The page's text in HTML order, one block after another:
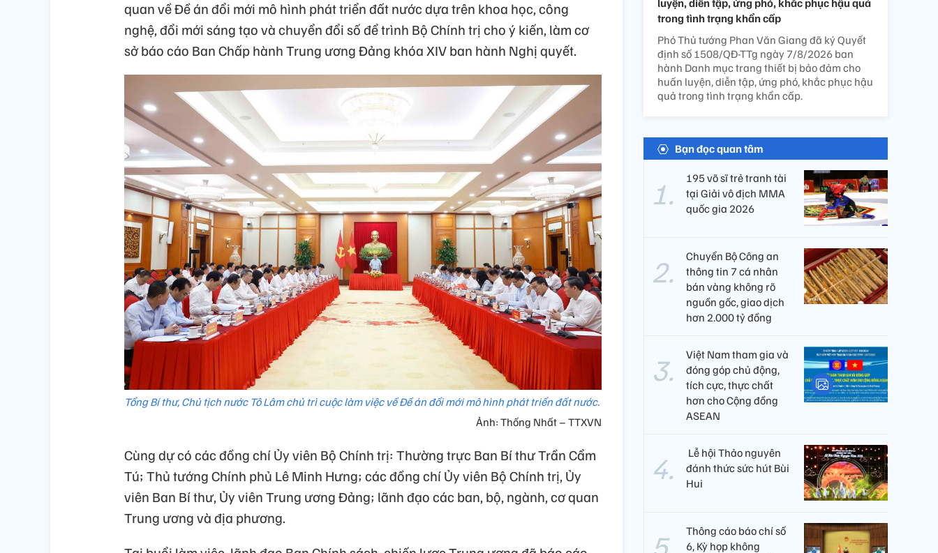
quan về Đề án đổi mới mô hình phát triển đất nước dựa trên khoa học, công
nghệ, đổi mới sáng tạo và chuyển đổi số để trình Bộ Chính trị cho ý kiến, làm cơ
sở báo cáo Ban Chấp hành Trung ương Đảng khóa XIV ban hành Nghị quyết.
Tổng Bí thư, Chủ tịch nước Tô Lâm chủ trì cuộc làm việc về Đề án đổi mới mô hình phát triển đất nước.
Ảnh: Thống Nhất – TTXVN
Cùng dự có các đồng chí Ủy viên Bộ Chính trị: Thường trực Ban Bí thư Trần Cẩm
Tú; Thủ tướng Chính phủ Lê Minh Hưng; các đồng chí Ủy viên Bộ Chính trị, Ủy
viên Ban Bí thư, Ủy viên Trung ương Đảng; lãnh đạo các ban, bộ, ngành, cơ quan
Trung ương và địa phương.
luyện, diễn tập, ứng phó, khắc phục hậu quả
trong tình trạng khẩn cấp
Phó Thủ tướng Phan Văn Giang đã ký Quyết
định số 1508/QĐ-TTg ngày 7/8/2026 ban
hành Danh mục trang thiết bị bảo đảm cho
huấn luyện, diễn tập, ứng phó, khắc phục hậu
quả trong tình trạng khẩn cấp.
Bạn đọc quan tâm
195 võ sĩ trẻ tranh tài
tại Giải vô địch MMA
quốc gia 2026
Chuyển Bộ Công an
thông tin 7 cá nhân
bán vàng không rõ
nguồn gốc, giao dịch
hơn 2.000 tỷ đồng
Việt Nam tham gia và
đóng góp chủ động,
tích cực, thực chất
hơn cho Cộng đồng
ASEAN
​ Lễ hội Thảo nguyên
đánh thức sức hút Bùi
Hui
Thông cáo báo chí số
6, Kỳ họp không